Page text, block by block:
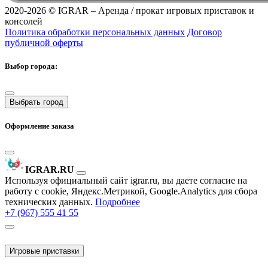
2020-2026 © IGRAR – Аренда / прокат игровых приставок и
консолей
Политика обработки персональных данных Договор
публичной оферты
Выбор города:
Выбрать город
Оформление заказа
IGRAR.RU
Используя официальный сайт igrar.ru, вы даете согласие на
работу с cookie, Яндекс.Метрикой, Google.Analytics для сбора
технических данных. Подробнее
+7 (967) 555 41 55
Игровые приставки